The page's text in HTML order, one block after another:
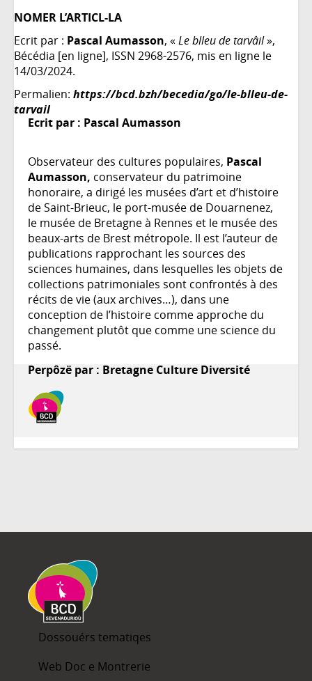
NOMER L’ARTICL-LA
Ecrit par : Pascal Aumasson, «Le blleu de tarvâil»,
Bécédia [en ligne], ISSN 2968-2576, mis en ligne le
14/03/2024.
Permalien: https://bcd.bzh/becedia/go/le-blleu-de-
tarvail
Ecrit par : Pascal Aumasson
Observateur des cultures populaires, Pascal
Aumasson, conservateur du patrimoine
honoraire, a dirigé les musées d’art et d’histoire
de Saint-Brieuc, le port-musée de Douarnenez,
le musée de Bretagne à Rennes et le musée des
beaux-arts de Brest métropole. Il est l’auteur de
publications rapprochant les sources des
sciences humaines, dans lesquelles les objets de
collections patrimoniales sont confrontés à des
récits de vie (aux archives…), dans une
conception de l’histoire comme approche du
changement plutôt que comme une science du
passé.
Perpôzë par : Bretagne Culture Diversité
Dossouérs tematiqes
Web Doc e Montrerie